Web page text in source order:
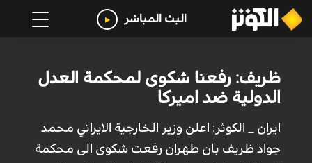
البث المباشر
ظريف: رفعنا شكوى لمحكمة العدل
الدولية ضد اميركا
ایران _ الكوثر: اعلن وزير الخارجية الايراني محمد
جواد ظريف بان طهران رفعت شكوى الى محكمة